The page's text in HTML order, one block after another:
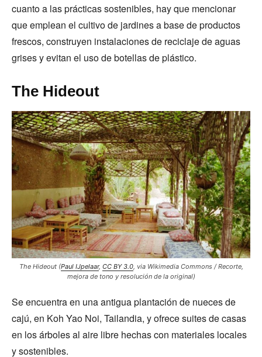
cuanto a las prácticas sostenibles, hay que mencionar
que emplean el cultivo de jardines a base de productos
frescos, construyen instalaciones de reciclaje de aguas
grises y evitan el uso de botellas de plástico.
The Hideout
The Hideout (Paul IJpelaar, CC BY 3.0, via Wikimedia Commons / Recorte,
mejora de tono y resolución de la original)
Se encuentra en una antigua plantación de nueces de
cajú, en Koh Yao Noi, Tailandia, y ofrece suites de casas
en los árboles al aire libre hechas con materiales locales
y sostenibles.